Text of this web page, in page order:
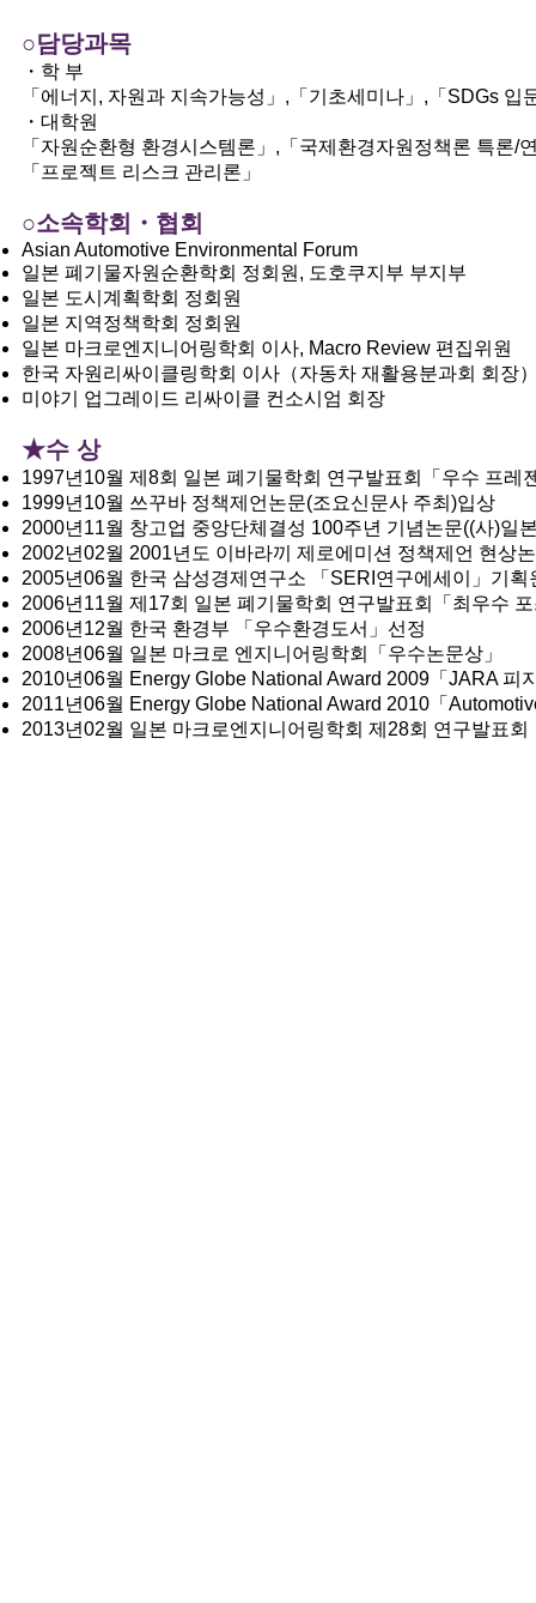
○담당과목
・학 부
「에너지, 자원과 지속가능성」,「기초세미나」,「SDGs 입
・대학원
「자원순환형 환경시스템론」,「국제환경자원정책론 특론/
「프로젝트 리스크 관리론」
○소속학회・협회
Asian Automotive Environmental Forum
일본 폐기물자원순환학회 정회원, 도호쿠지부 부지부
일본 도시계획학회 정회원
일본 지역정책학회 정회원
일본 마크로엔지니어링학회 이사, Macro Review 편집위원
한국 자원리싸이클링학회 이사（자동차 재활용분과회 회장
미야기 업그레이드 리싸이클 컨소시엄 회장
★수 상
1997년10월 제8회 일본 폐기물학회 연구발표회「우수 프레
1999년10월 쓰꾸바 정책제언논문(조요신문사 주최)입상
2000년11월 창고업 중앙단체결성 100주년 기념논문((사)일
2002년02월 2001년도 이바라끼 제로에미션 정책제언 현상
2005년06월 한국 삼성경제연구소 「SERI연구에세이」기획
2006년11월 제17회 일본 폐기물학회 연구발표회「최우수
2006년12월 한국 환경부 「우수환경도서」선정
2008년06월 일본 마크로 엔지니어링학회「우수논문상」
2010년06월 Energy Globe National Award 2009「JARA 피
2011년06월 Energy Globe National Award 2010「
2013년02월 일본 마크로엔지니어링학회 제28회 연구발표